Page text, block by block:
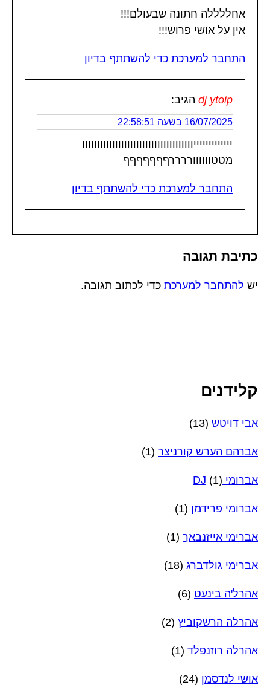
אחללללה חתונה שבעולם!!!
אין על אושי פרוש!!!
התחבר למערכת כדי להשתתף בדיון
dj ytoip הגיב:
16/07/2025 בשעה 22:58:51
יייייייייייייווווווווווווווווווווווווווווווווווווו
מטטווווווררררףףףףףףף
התחבר למערכת כדי להשתתף בדיון
כתיבת תגובה
יש להתחבר למערכת כדי לכתוב תגובה.
קלידנים
אבי דויטש (13)
אברהם הערש קורניצר (1)
אברומי DJ (1)
אברומי פרידמן (1)
אברימי אייזנבאך (1)
אברימי גולדברג (18)
אהרל'ה בינעט (6)
אהרלה הרשקוביץ (2)
אהרלה רוזנפלד (1)
אושי לנדסמן (24)